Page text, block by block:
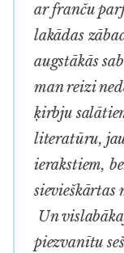
ar franču
lakādas
augstākās
man reizi
ķirbju
literatūru,
ierakstiem,
sievieškārtas
Un
piezvanītu